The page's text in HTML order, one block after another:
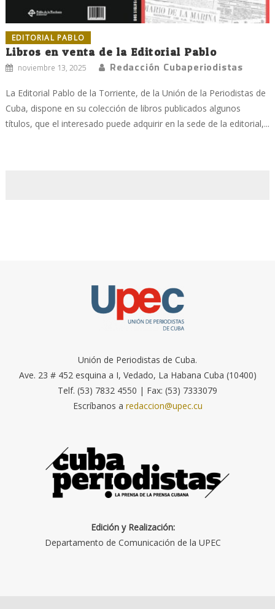
EDITORIAL PABLO
Libros en venta de la Editorial Pablo
noviembre 13, 2025 Redacción Cubaperiodistas
La Editorial Pablo de la Torriente, de la Unión de la Periodistas de
Cuba, dispone en su colección de libros publicados algunos
títulos, que el interesado puede adquirir en la sede de la editorial,...
Unión de Periodistas de Cuba.
Ave. 23 # 452 esquina a I, Vedado, La Habana Cuba (10400)
Telf. (53) 7832 4550 | Fax: (53) 7333079
Escríbanos a redaccion@upec.cu
Edición y Realización:
Departamento de Comunicación de la UPEC